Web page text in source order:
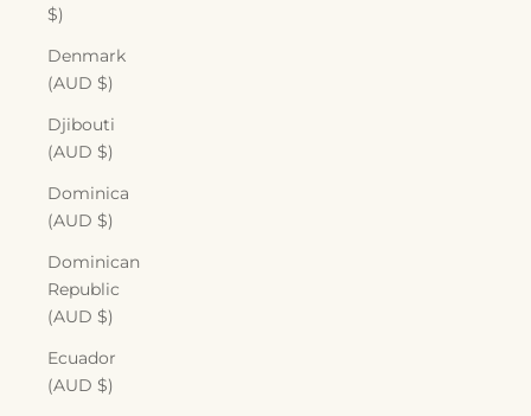
$)
Denmark
(AUD $)
Djibouti
(AUD $)
Dominica
(AUD $)
Dominican
Republic
(AUD $)
Ecuador
(AUD $)